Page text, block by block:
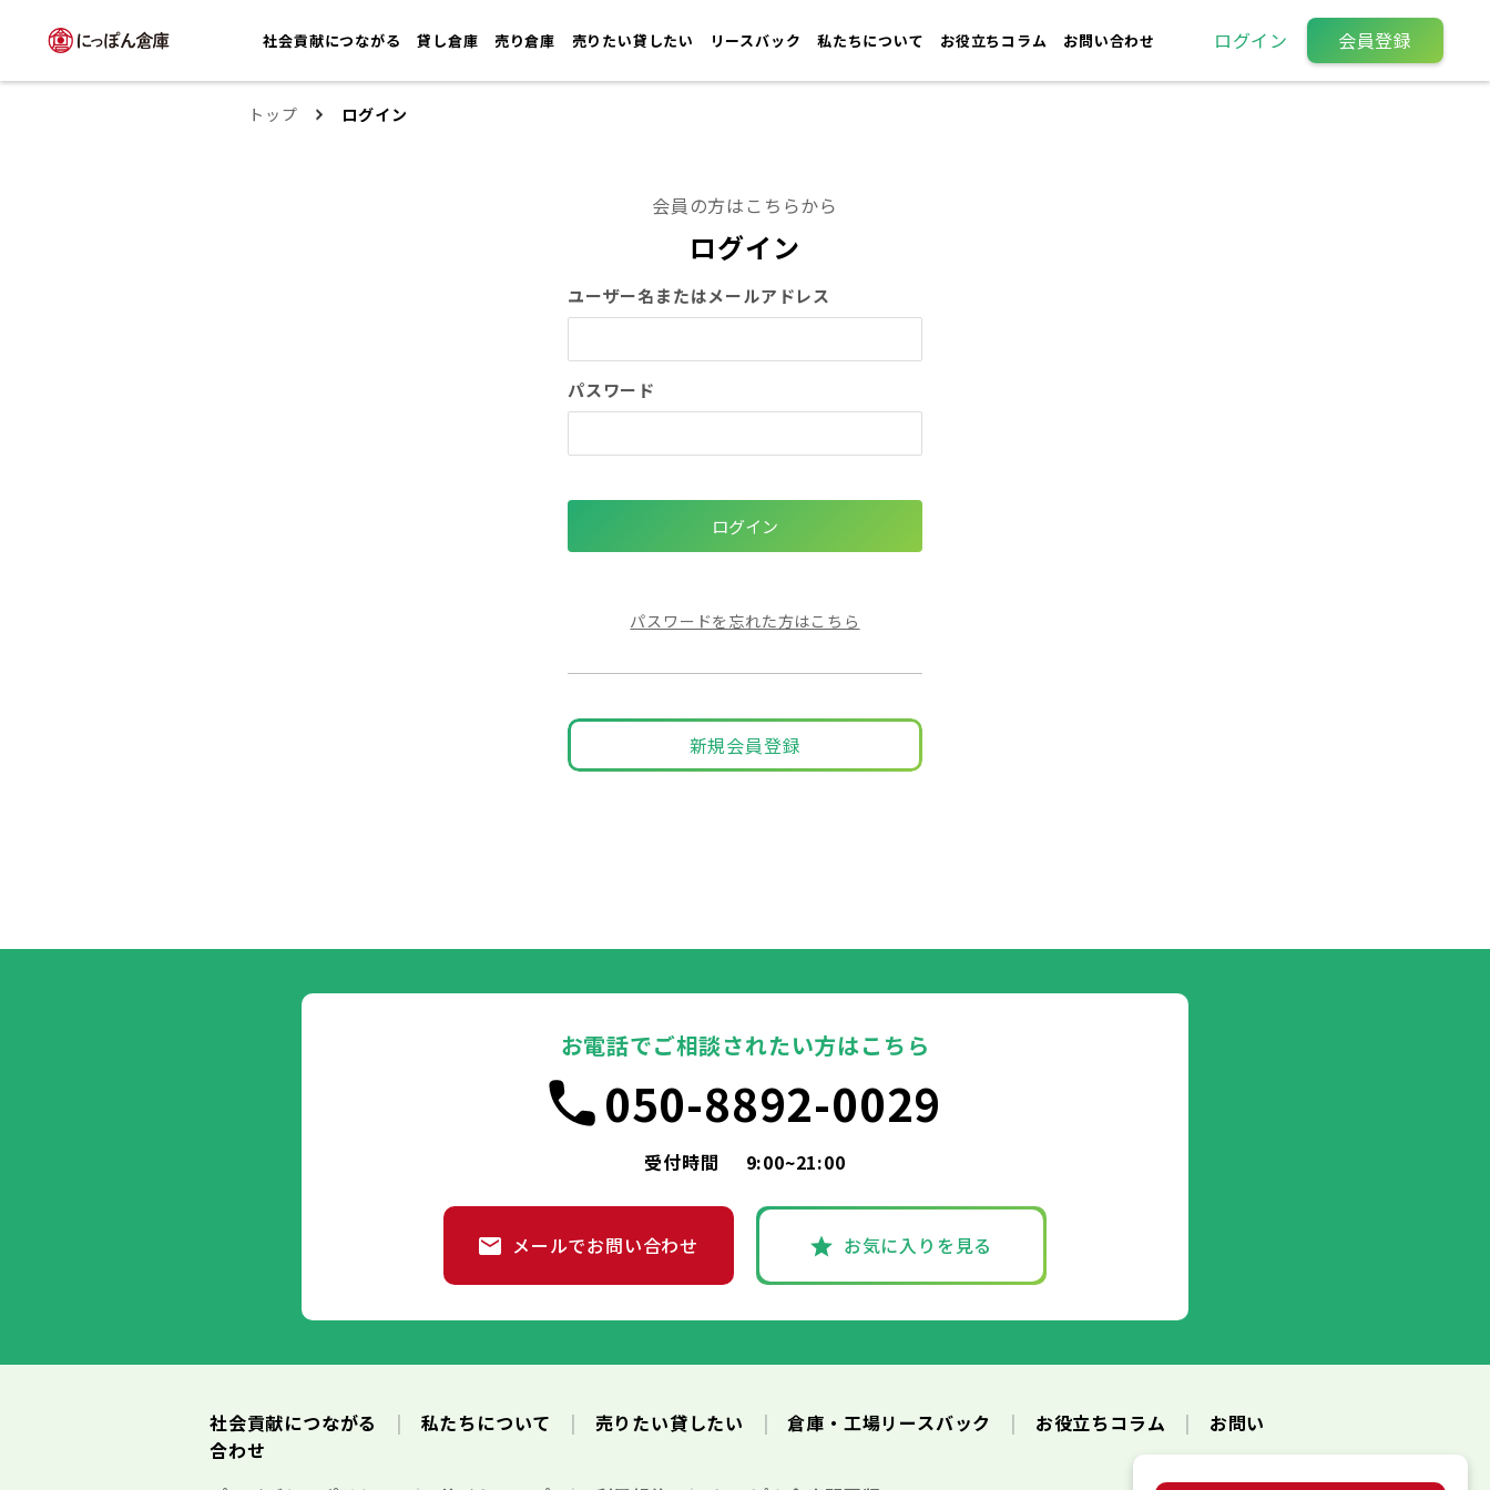
社会貢献につながる 貸し倉庫 売り倉庫 売りたい貸したい リースバック 私たちについて お役立ちコラム お問い合わせ ログイン 会員登録
トップ ログイン
会員の方はこちらから
ログイン
ユーザー名またはメールアドレス
パスワード
パスワードを忘れた方はこちら
新規会員登録
お電話でご相談されたい方はこちら
050-8892-0029
受付時間 9:00~21:00
メールでお問い合わせ お気に入りを見る
社会貢献につながる 私たちについて 売りたい貸したい 倉庫・工場リースバック お役立ちコラム
お問い
合わせ